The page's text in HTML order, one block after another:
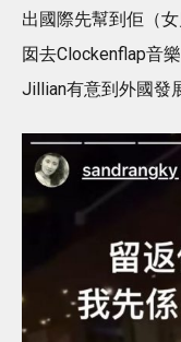
出國際先幫到佢（
囡去Clockenflap音
Jillian有意到外國發